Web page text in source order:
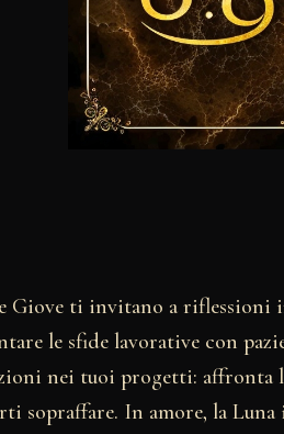
Giove ti invitano a
le sfide lavorative con
nei tuoi progetti: affronta
sopraffare. In amore, la